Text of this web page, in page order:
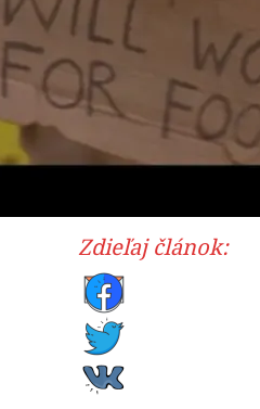
Zdieľaj článok: